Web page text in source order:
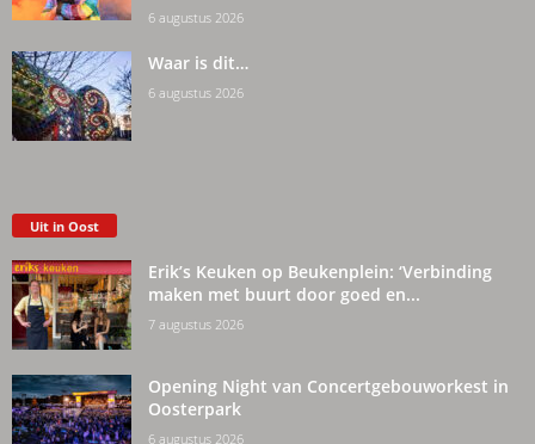
6 augustus 2026
Waar is dit…
6 augustus 2026
Uit in Oost
Erik’s Keuken op Beukenplein: ‘Verbinding
maken met buurt door goed en...
7 augustus 2026
Opening Night van Concertgebouworkest in
Oosterpark
6 augustus 2026